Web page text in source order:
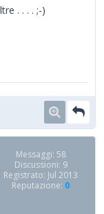
. . . . ;-)
Messaggi: 58
Discussioni: 9
Registrato: Jul 2013
Reputazione: 0